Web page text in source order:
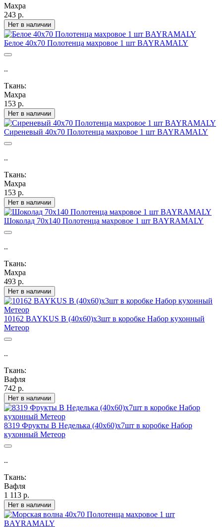
Махра
243 р.
Нет в наличии
Белое 40х70 Полотенца махровое 1 шт BAYRAMALY
..
Ткань:
Махра
153 р.
Нет в наличии
Сиреневый 40х70 Полотенца махровое 1 шт BAYRAMALY
..
Ткань:
Махра
153 р.
Нет в наличии
Шоколад 70х140 Полотенца махровое 1 шт BAYRAMALY
..
Ткань:
Махра
493 р.
Нет в наличии
10162 BAYKUS В (40х60)х3шт в коробке Набор кухонный
Метеор
..
Ткань:
Вафля
742 р.
Нет в наличии
8319 Фрукты В Неделька (40х60)х7шт в коробке Набор
кухонный Метеор
..
Ткань:
Вафля
1 113 р.
Нет в наличии